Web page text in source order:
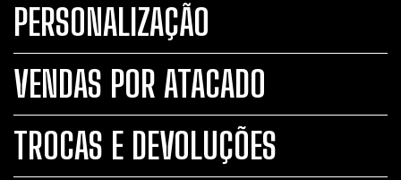
PERSONALIZAÇÃO
VENDAS POR ATACADO
TROCAS E DEVOLUÇÕES